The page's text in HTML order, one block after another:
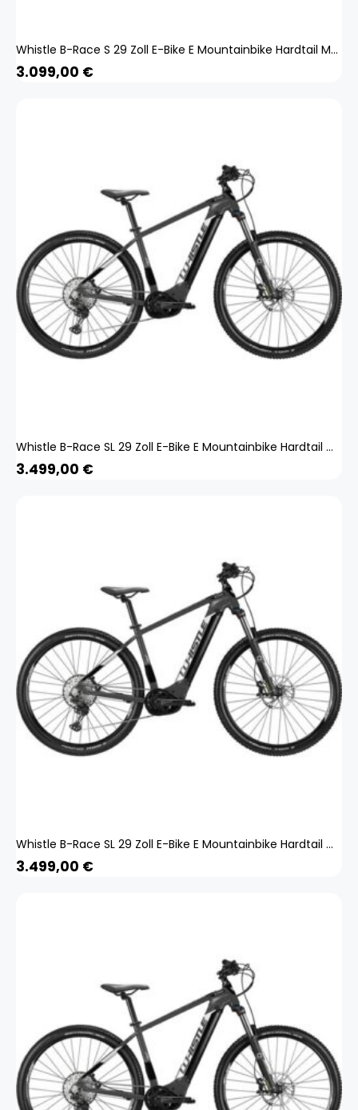
Whistle B-Race S 29 Zoll E-Bike E Mountainbike Hardtail MTB Bosch Pedelec SRAM
3.099,00 €
Whistle B-Race SL 29 Zoll E-Bike E Mountainbike Hardtail MTB Bosch Pedelec
3.499,00 €
Whistle B-Race SL 29 Zoll E-Bike E Mountainbike Hardtail MTB Bosch Pedelec
3.499,00 €